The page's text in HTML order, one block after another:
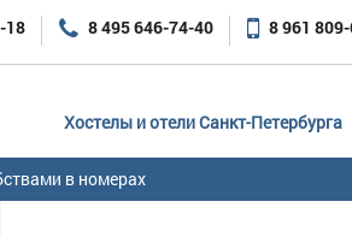
18 8 495 646-74-40 8 961
Хостелы и отели Санкт-Петербурга
в номерах